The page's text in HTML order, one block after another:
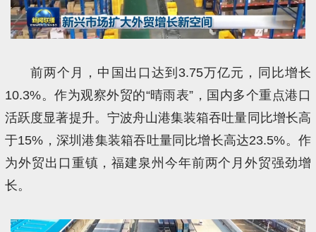
前两个月，中国出口达到3.75万亿元，同比增长
10.3%。作为观察外贸的“晴雨表”，国内多个重点港口
活跃度显著提升。宁波舟山港集装箱吞吐量同比增长高
于15%，深圳港集装箱吞吐量同比增长高达23.5%。作
为外贸出口重镇，福建泉州今年前两个月外贸强劲增
长。